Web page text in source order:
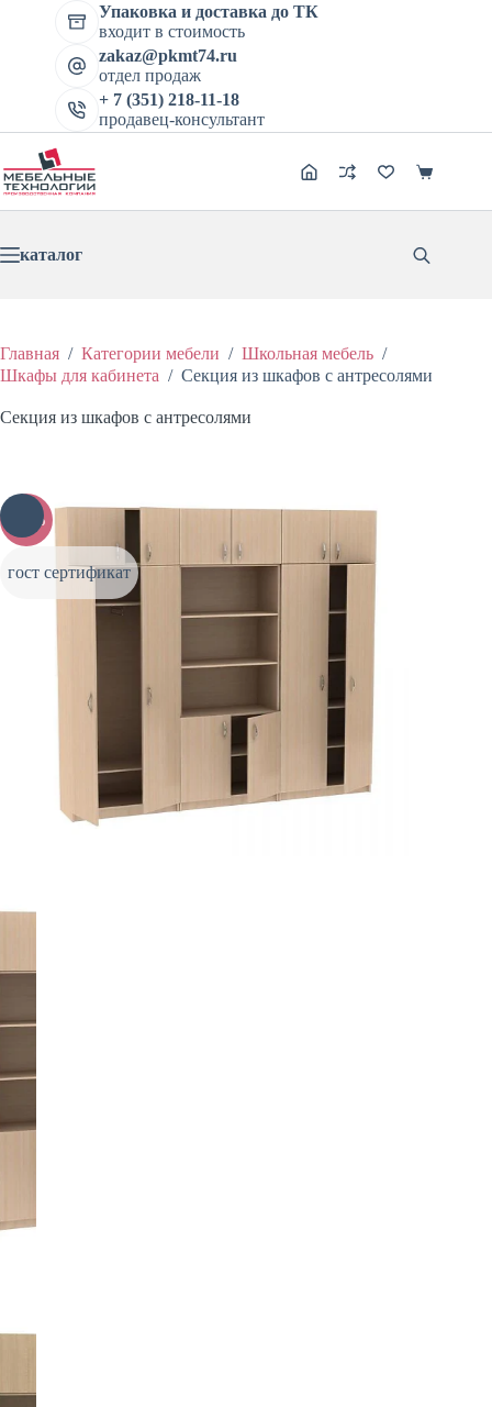
составляла
40691 ₽.
34588 ₽.
на
товара.
Упаковка и доставка до ТК
входит в стоимость
zakaz@pkmt74.ru
отдел продаж
+ 7 (351) 218-11-18
продавец-консультант
Корзина
каталог
Главная / Категории мебели / Школьная мебель /
Шкафы для кабинета / Секция из шкафов с антресолями
Секция из шкафов с антресолями
-15%
гост сертификат